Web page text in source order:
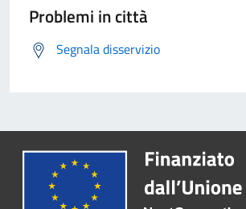
Problemi in città
Segnala disservizio